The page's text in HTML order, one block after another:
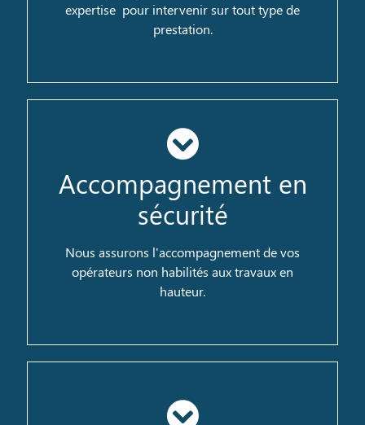
expertise pour intervenir sur tout type de
prestation.
Accompagnement en
sécurité
Nous assurons l'accompagnement de vos
opérateurs non habilités aux travaux en
hauteur.
Notre objectif est de faciliter l'accès et la
non habilitée aux travaux d'accès difficile.